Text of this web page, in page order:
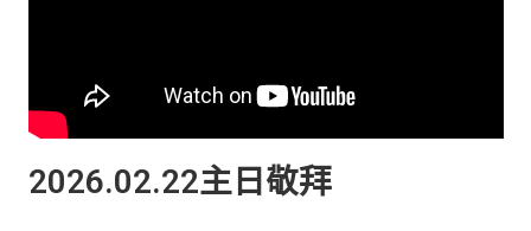
2026.02.22主日敬拜